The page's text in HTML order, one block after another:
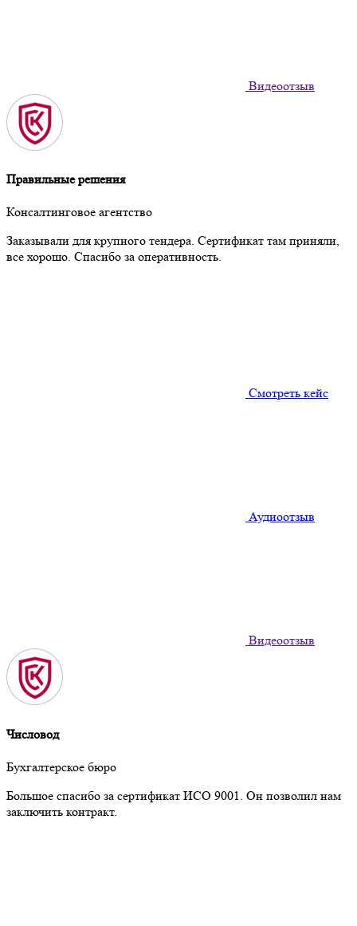
Видеоотзыв
Правильные решения
Консалтинговое агентство
Заказывали для крупного тендера. Сертификат там приняли,
все хорошо. Спасибо за оперативность.
Смотреть кейс
Аудиоотзыв
Видеоотзыв
Числовод
Бухгалтерское бюро
Большое спасибо за сертификат ИСО 9001. Он позволил нам
заключить контракт.